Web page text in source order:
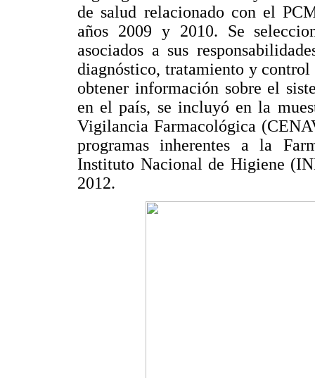
de salud relacionado con el
años 2009 y 2010. Se
asociados a sus
diagnóstico, tratamiento y
obtener información sobre el
en el país, se incluyó en la
Vigilancia Farmacológica
programas inherentes a la
Instituto Nacional de Higiene
2012.